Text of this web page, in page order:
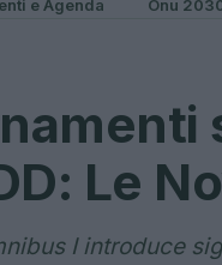
e Agenda Onu
Le
I introduce